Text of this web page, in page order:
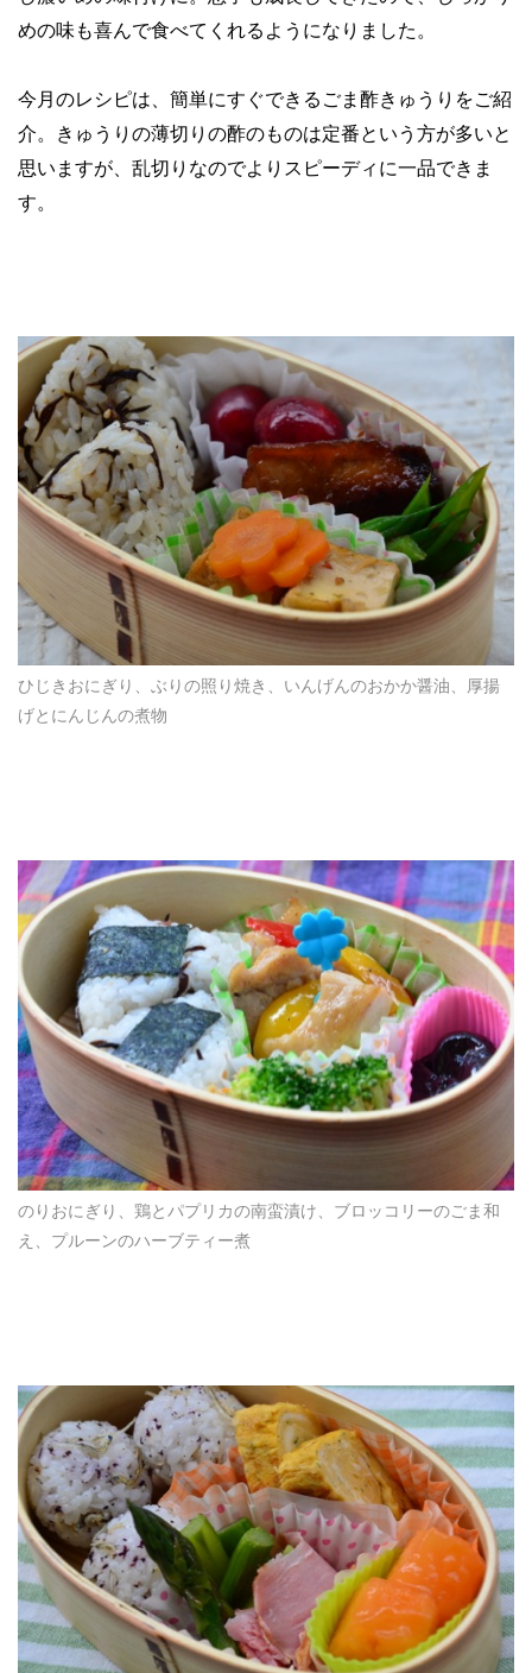
めの味も喜んで食べてくれるようになりました。
今月のレシピは、簡単にすぐできるごま酢きゅうりをご紹
介。きゅうりの薄切りの酢のものは定番という方が多いと
思いますが、乱切りなのでよりスピーディに一品できま
す。
ひじきおにぎり、ぶりの照り焼き、いんげんのおかか醤油、厚揚
げとにんじんの煮物
のりおにぎり、鶏とパプリカの南蛮漬け、ブロッコリーのごま和
え、プルーンのハーブティー煮